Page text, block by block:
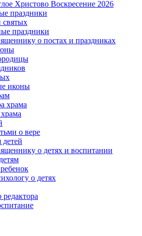
Христово Воскресение 2026
праздники
святых
праздники
о постах и праздниках
иконы
храма
о вере
о детях и воспитании
о детях
редактора